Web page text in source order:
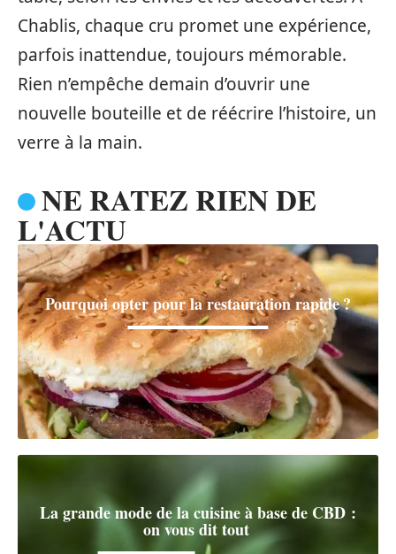
Chablis, chaque cru promet une expérience,
parfois inattendue, toujours mémorable.
Rien n’empêche demain d’ouvrir une
nouvelle bouteille et de réécrire l’histoire, un
verre à la main.
NE RATEZ RIEN DE
L'ACTU
Pourquoi opter pour la restauration rapide ?
La grande mode de la cuisine à base de CBD :
on vous dit tout